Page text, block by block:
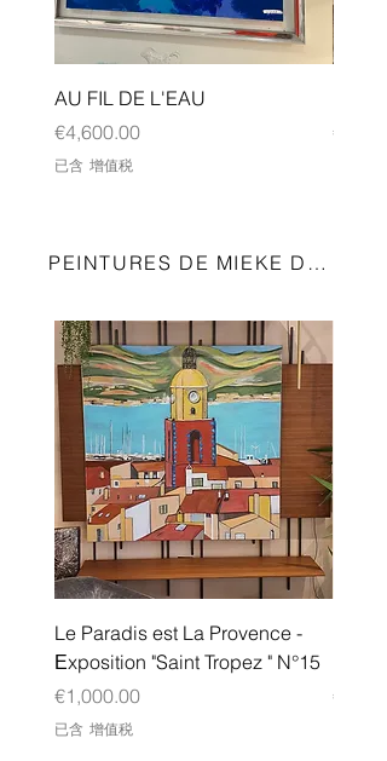
AU FIL DE L'EAU
價格
€4,600.00
已含 增值税
價格
PEINTURES DE MIEKE DE VRIES
Le Paradis est La Provence -
Еxposition "Saint Tropez " N°15
價格
€1,000.00
已含 增值税
價格